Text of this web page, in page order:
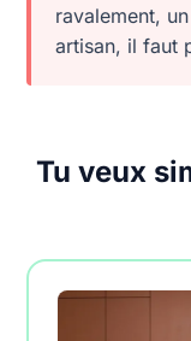
ravalement,
artisan, il faut
Tu veux